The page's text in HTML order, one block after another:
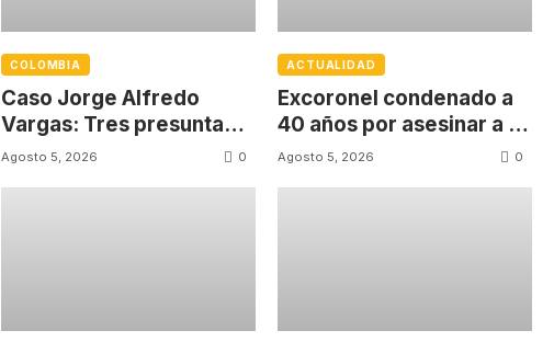
COLOMBIA
Caso Jorge Alfredo
Vargas: Tres presuntas
víctimas no quieren
Agosto 5, 2026 0
ACTUALIDAD
Excoronel condenado a
40 años por asesinar a un
firmante del Acuerdo de
Agosto 5, 2026 0